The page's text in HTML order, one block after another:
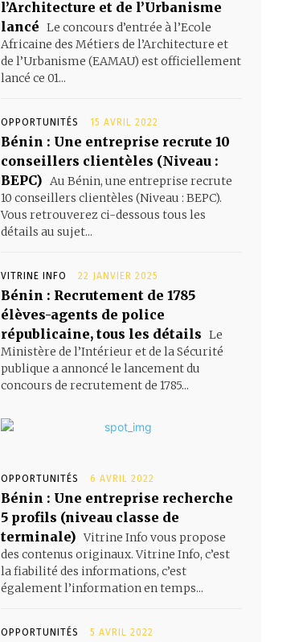
l’Architecture et de l’Urbanisme
lancé Le concours d’entrée à l’Ecole
Africaine des Métiers de l’Architecture et
de l’Urbanisme (EAMAU) est officiellement
lancé ce 01...
OPPORTUNITÉS 15 AVRIL 2022
Bénin : Une entreprise recrute 10
conseillers clientèles (Niveau :
BEPC) Au Bénin, une entreprise recrute
10 conseillers clientèles (Niveau : BEPC).
Vous retrouverez ci-dessous tous les
détails au sujet...
VITRINE INFO 22 JANVIER 2025
Bénin : Recrutement de 1785
élèves-agents de police
républicaine, tous les détails Le
Ministère de l’Intérieur et de la Sécurité
publique a annoncé le lancement du
concours de recrutement de 1785...
OPPORTUNITÉS 6 AVRIL 2022
Bénin : Une entreprise recherche
5 profils (niveau classe de
terminale) Vitrine Info vous propose
des contenus originaux. Vitrine Info, c’est
la fiabilité des informations, c’est
également l’information en temps...
OPPORTUNITÉS 5 AVRIL 2022